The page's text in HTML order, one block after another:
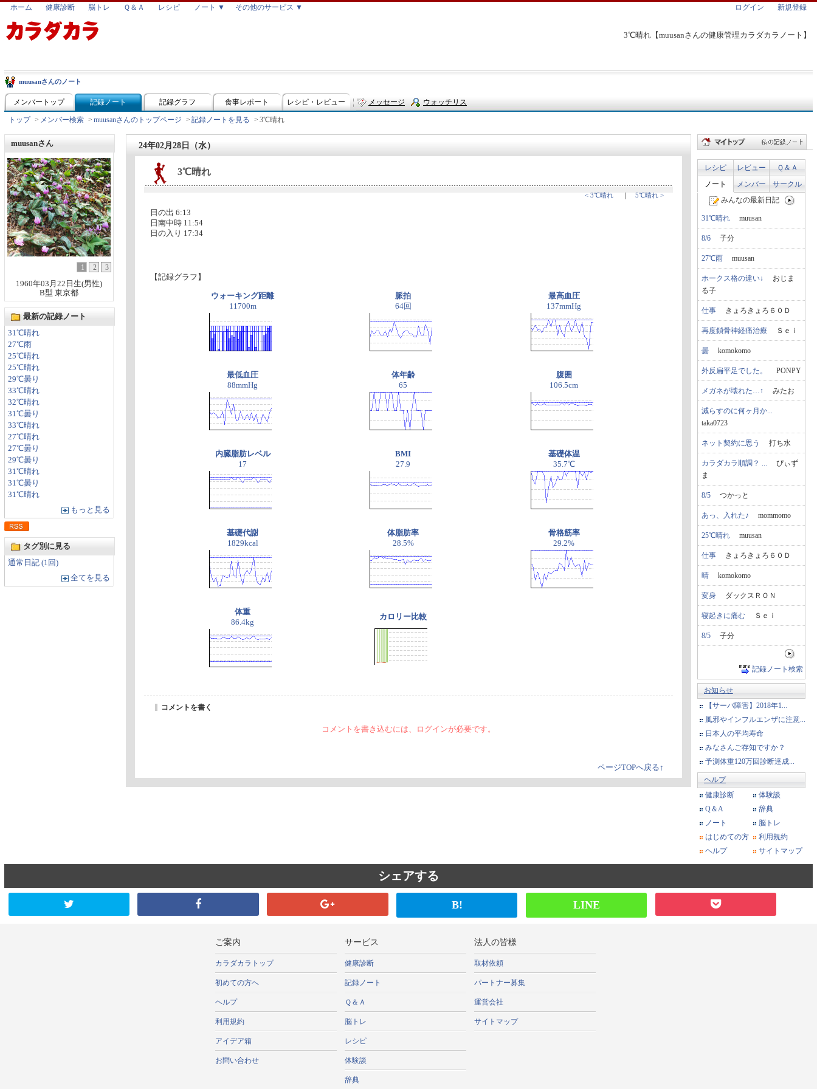
3℃晴れ【muusanさんの健康管理カラダカラノート】
ホーム 健康診断 脳トレ Ｑ＆Ａ レシピ ノート ▼ その他のサービス ▼ ログイン 新規登録
muusanさんのノート
メンバートップ 記録ノート 記録グラフ 食事レポート レシピ・レビュー メッセージ ウォッチリス
トップ > メンバー検索 > muusanさんのトップページ > 記録ノートを見る > 3℃晴れ
muusanさん
1 2
3
1960年03月22日生(男性)
B型 東京都
最新の記録ノート
31℃晴れ
27℃雨
25℃晴れ
25℃晴れ
29℃曇り
33℃晴れ
32℃晴れ
31℃曇り
33℃晴れ
27℃晴れ
27℃曇り
29℃曇り
31℃晴れ
31℃曇り
31℃晴れ
もっと見る
タグ別に見る
通常日記 (1回)
全てを見る
24年02月28日（水）
3℃晴れ
< 3℃晴れ ｜ 5℃晴れ >
日の出 6:13
日南中時 11:54
日の入り 17:34
【記録グラフ】
ウォーキング距離
11700m
脈拍
64回
最高血圧
137mmHg
最低血圧
88mmHg
体年齢
65
腹囲
106.5cm
内臓脂肪レベル
17
BMI
27.9
基礎体温
35.7℃
基礎代謝
1829kcal
体脂肪率
28.5%
骨格筋率
29.2%
体重
86.4kg
カロリー比較
コメントを書く
コメントを書き込むには、ログインが必要です。
ページTOPへ戻る↑
レシピ レビュー
Ｑ＆Ａ
ノート
メンバー
サークル
みんなの最新日記
31℃晴れ muusan
8/6 子分
27℃雨 muusan
ホークス格の違い↓ おじま
る子
仕事 きょろきょろ６０Ｄ
再度鎖骨神経痛治療 Ｓｅｉ
曇 komokomo
外反扁平足でした。 PONPY
メガネが壊れた…↑ みたお
減らすのに何ヶ月か...
taka0723
ネット契約に思う 打ち水
カラダカラ順調？ ... ぴぃず
ま
8/5 つかっと
あっ、入れた♪ mommomo
25℃晴れ muusan
仕事 きょろきょろ６０Ｄ
晴 komokomo
変身 ダックスＲＯＮ
寝起きに痛む Ｓｅｉ
8/5 子分
記録ノート検索
お知らせ
【サーバ障害】2018年1...
風邪やインフルエンザに注意...
日本人の平均寿命
みなさんご存知ですか？
予測体重120万回診断達成...
ヘルプ
健康診断
体験談
Q＆A
辞典
ノート
脳トレ
はじめての方
利用規約
ヘルプ
サイトマップ
シェアする
B! LINE
ご案内
カラダカラトップ
初めての方へ
ヘルプ
利用規約
アイデア箱
お問い合わせ
サービス
健康診断
記録ノート
Ｑ＆Ａ
脳トレ
レシピ
体験談
辞典
法人の皆様
取材依頼
パートナー募集
運営会社
サイトマップ